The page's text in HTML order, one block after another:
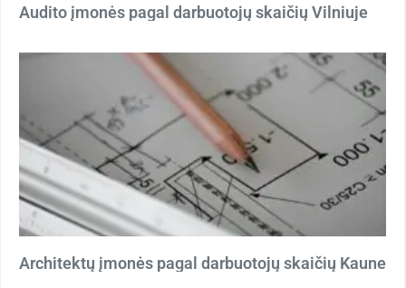
Audito įmonės pagal darbuotojų skaičių Vilniuje
Architektų įmonės pagal darbuotojų skaičių Kaune